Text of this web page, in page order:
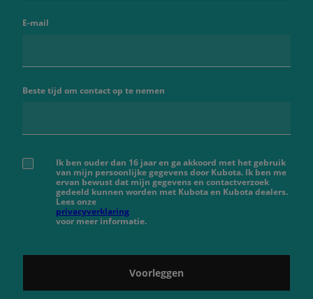
E-mail
Beste tijd om contact op te nemen
Ik ben ouder dan 16 jaar en ga akkoord met het gebruik
van mijn persoonlijke gegevens door Kubota. Ik ben me
ervan bewust dat mijn gegevens en contactverzoek
gedeeld kunnen worden met Kubota en Kubota dealers.
Lees onze
privacyverklaring
voor meer informatie.
Voorleggen